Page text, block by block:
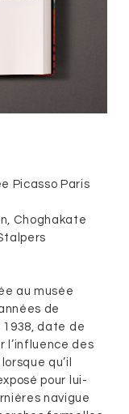
Picasso Paris
Choghakate
au musée
de
1938, date de
l’influence des
qu’il
pour lui-
navigue